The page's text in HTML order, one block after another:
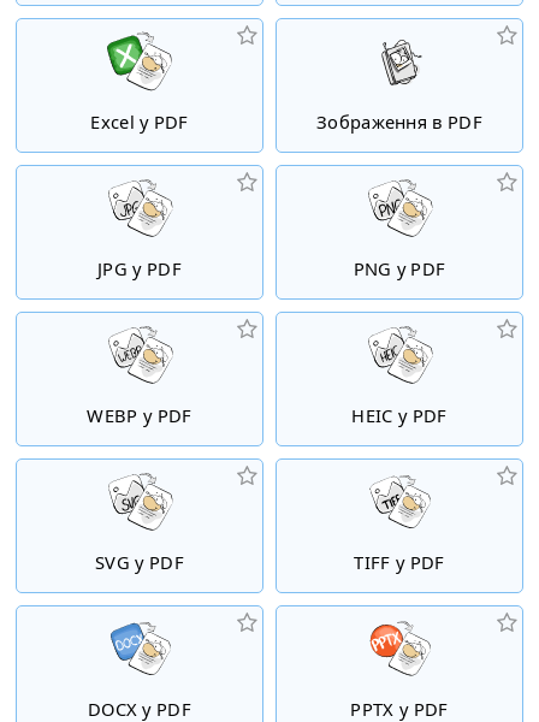
Excel у PDF Зображення в PDF
JPG у PDF PNG у PDF
WEBP у PDF HEIC у PDF
SVG у PDF TIFF у PDF
DOCX у PDF PPTX у PDF